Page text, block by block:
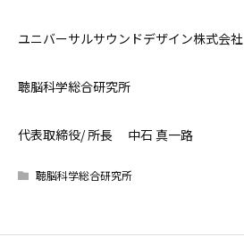
ユニバーサルサウンドデザイン株式会社
聴脳科学総合研究所
代表取締役/ 所長 中石 真一路
聴脳科学総合研究所